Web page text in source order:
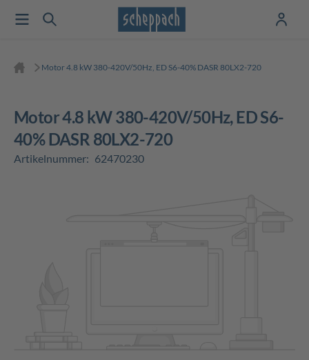
Motor 4.8 kW 380-420V/50Hz, ED S6-40% DASR 80LX2-720
Motor 4.8 kW 380-420V/50Hz, ED S6-
40% DASR 80LX2-720
Artikelnummer: 62470230